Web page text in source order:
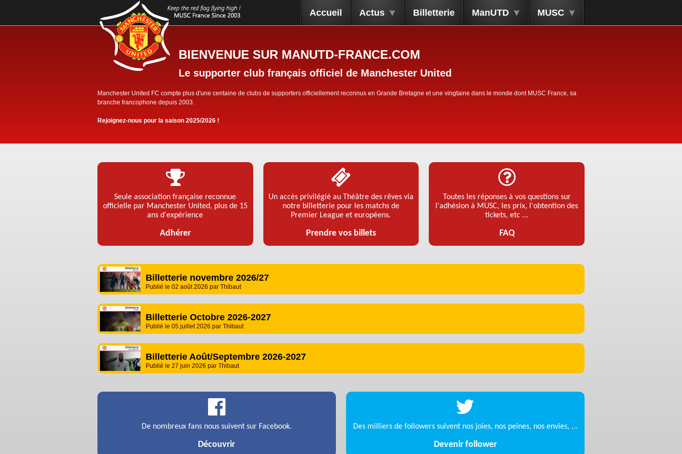
Accueil Actus Billetterie ManUTD MUSC
BIENVENUE SUR MANUTD-FRANCE.COM
Le supporter club français officiel de Manchester United
Manchester United FC compte plus d'une centaine de clubs de supporters officiellement reconnus en Grande Bretagne et une vingtaine dans le monde dont MUSC France, sa
branche francophone depuis 2003.
Rejoignez-nous pour la saison 2025/2026 !
Seule association française reconnue
officielle par Manchester United, plus de 15
ans d'expérience
Adhérer
Un accès privilégié au Théâtre des rêves via
notre billetterie pour les matchs de
Premier League et européens.
Prendre vos billets
Toutes les réponses à vos questions sur
l'adhésion à MUSC, les prix, l'obtention des
tickets, etc ...
FAQ
Billetterie novembre 2026/27
Publié le 02 août 2026 par Thibaut
Billetterie Octobre 2026-2027
Publié le 05 juillet 2026 par Thibaut
Billetterie Août/Septembre 2026-2027
Publié le 27 juin 2026 par Thibaut
De nombreux fans nous suivent sur Facebook.
Découvrir
Des milliers de followers suivent nos joies, nos peines, nos envies, ...
Devenir follower